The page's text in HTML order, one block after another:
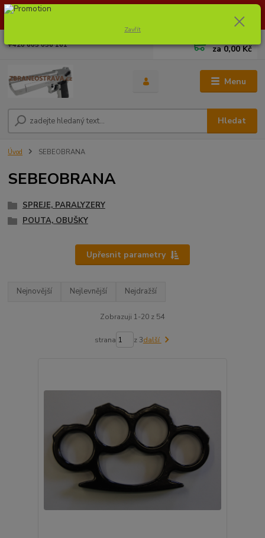
Dostupnost zboží si ověřte na info@zbraneostrava.cz nebo tel.
Menu
Hledat
+420 605 056 161 za0,00 Kč
Úvod SEBEOBRANA
SEBEOBRANA
SPREJE, PARALYZERY
POUTA, OBUŠKY
Upřesnit parametry
Nejnovější Nejlevnější Nejdražší
Zobrazuji 1-20 z 54
strana z 3další
Zavřít